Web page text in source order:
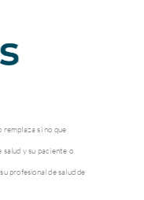
remplaza si no que
y su paciente o
profesional de salud de